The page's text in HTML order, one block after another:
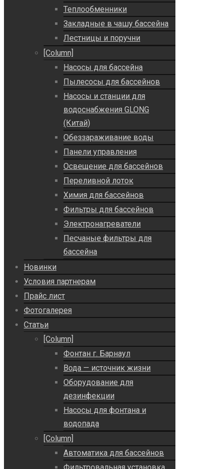
Теплообменники
Закладные в чашу бассейна
Лестницы и поручни
[Column]
Насосы для бассейна
Пылесосы для бассейнов
Насосы и станции для
водоснабжения GLONG
(Китай)
Обеззараживание воды
Панели управления
Освещение для бассейнов
Переливной лоток
Химия для бассейнов
Фильтры для бассейнов
Электронагреватели
Песчаные фильтры для
бассейна
Новинки
Условия партнерам
Прайс лист
Фотогалерея
Статьи
[Column]
Фонтан г. Барнаул
Вода — источник жизни
Оборудование для
дезинфекции
Насосы для фонтана и
водопада
[Column]
Автоматика для бассейнов